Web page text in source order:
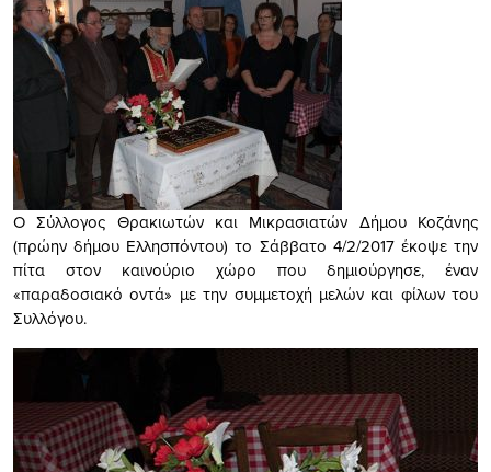
Ο Σύλλογος Θρακιωτών και Μικρασιατών Δήμου Κοζάνης
(πρώην δήμου Ελλησπόντου) το Σάββατο 4/2/2017 έκοψε την
πίτα στον καινούριο χώρο που δημιούργησε, έναν
«παραδοσιακό οντά» με την συμμετοχή μελών και φίλων του
Συλλόγου.